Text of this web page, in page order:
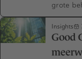
grote
Insights
Good